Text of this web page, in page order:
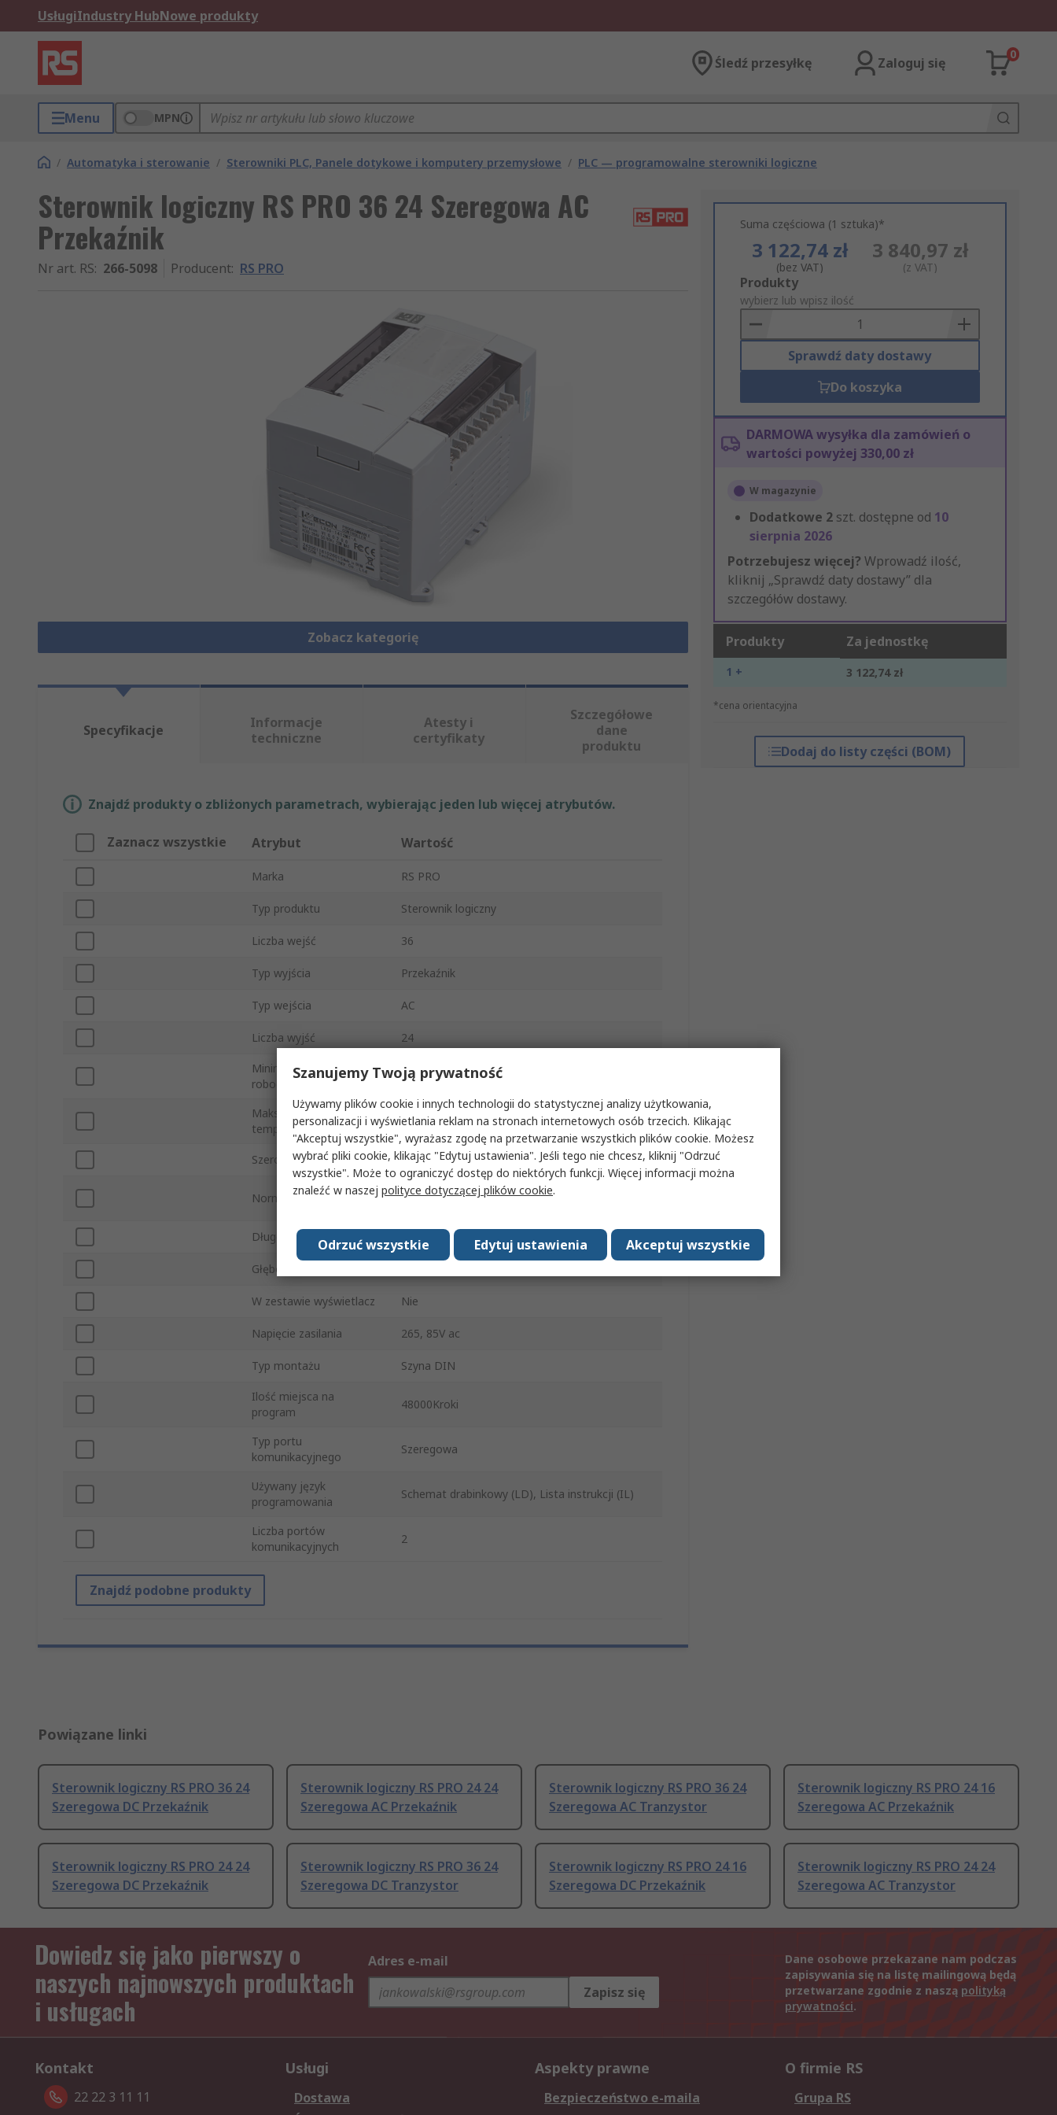
UsługiIndustry HubNowe produkty
Śledź przesyłkę Zaloguj się
0
Menu MPN
/ Automatyka i sterowanie / Sterowniki PLC, Panele dotykowe i komputery przemysłowe / PLC — programowalne sterowniki logiczne
Sterownik logiczny RS PRO 36 24 Szeregowa AC
Przekaźnik
Nr art. RS: 266-5098 Producent: RS PRO
Zobacz kategorię
Suma częściowa (1 sztuka)*
3 122,74 zł
(bez VAT)
3 840,97 zł
(z VAT)
Add
to
Basket
Produkty
wybierz lub wpisz ilość
Sprawdź daty dostawy
Do koszyka
DARMOWA wysyłka dla zamówień o
wartości powyżej 330,00 zł
W magazynie
Dodatkowe 2 szt. dostępne od 10
sierpnia 2026
Potrzebujesz więcej? Wprowadź ilość,
kliknij „Sprawdź daty dostawy” dla
szczegółów dostawy.
Produkty Za jednostkę
1 + 3 122,74 zł
*cena orientacyjna
Dodaj do listy części (BOM)
Specyfikacje
Informacje
techniczne
Atesty i
certyfikaty
Szczegółowe
dane
produktu
Znajdź produkty o zbliżonych parametrach, wybierając jeden lub więcej atrybutów.
Zaznacz wszystkie Atrybut Wartość
Marka RS PRO
Typ produktu Sterownik logiczny
Liczba wejść 36
Typ wyjścia Przekaźnik
Typ wejścia AC
Liczba wyjść 24
Minimalna temperatura
robocza
0°C
Maksymalna
temperatura robocza
55°C
Szerokość 107mm
Normy/Zatwierdzenia
UKCA, RoHS, REACH, JIS0040, GB/T 17626.4,
Długość 221mm
Głębokość
W zestawie wyświetlacz Nie
Napięcie zasilania 265, 85V ac
Typ montażu Szyna DIN
Ilość miejsca na
program
48000Kroki
Typ portu
komunikacyjnego
Szeregowa
Używany język
programowania
Schemat drabinkowy (LD), Lista instrukcji (IL)
Liczba portów
komunikacyjnych
2
Znajdź podobne produkty
Powiązane linki
Sterownik logiczny RS PRO 36 24
Szeregowa DC Przekaźnik
Sterownik logiczny RS PRO 24 24
Szeregowa AC Przekaźnik
Sterownik logiczny RS PRO 36 24
Szeregowa AC Tranzystor
Sterownik logiczny RS PRO 24 16
Szeregowa AC Przekaźnik
Sterownik logiczny RS PRO 24 24
Szeregowa DC Przekaźnik
Sterownik logiczny RS PRO 36 24
Szeregowa DC Tranzystor
Sterownik logiczny RS PRO 24 16
Szeregowa DC Przekaźnik
Sterownik logiczny RS PRO 24 24
Szeregowa AC Tranzystor
Dowiedz się jako pierwszy o
naszych najnowszych produktach
i usługach
Adres e-mail
Zapisz się
Dane osobowe przekazane nam podczas
zapisywania się na listę mailingową będą
przetwarzane zgodnie z naszą polityką
prywatności.
Kontakt
22 22 3 11 11
Usługi
Dostawa
Aspekty prawne
Bezpieczeństwo e-maila
O firmie RS
Grupa RS
Szanujemy Twoją prywatność
Używamy plików cookie i innych technologii do statystycznej analizy użytkowania,
personalizacji i wyświetlania reklam na stronach internetowych osób trzecich. Klikając
"Akceptuj wszystkie", wyrażasz zgodę na przetwarzanie wszystkich plików cookie. Możesz
wybrać pliki cookie, klikając "Edytuj ustawienia". Jeśli tego nie chcesz, kliknij "Odrzuć
wszystkie". Może to ograniczyć dostęp do niektórych funkcji. Więcej informacji można
znaleźć w naszej polityce dotyczącej plików cookie.
Akceptuj wszystkie
Edytuj ustawienia
Odrzuć wszystkie